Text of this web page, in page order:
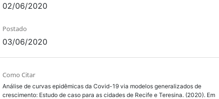
02/06/2020
Postado
03/06/2020
Como Citar
Análise de curvas epidêmicas da Covid-19 via modelos generalizados de
crescimento: Estudo de caso para as cidades de Recife e Teresina. (2020). Em